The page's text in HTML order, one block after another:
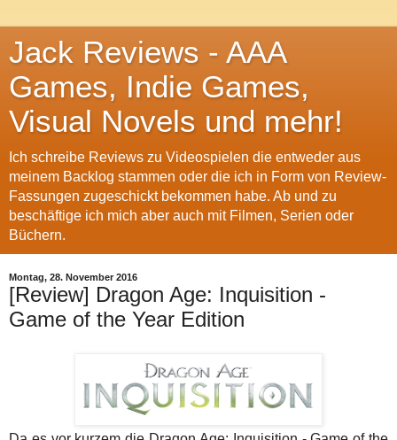
Jack Reviews - AAA
Games, Indie Games,
Visual Novels und mehr!
Ich schreibe Reviews zu Videospielen die entweder aus
meinem Backlog stammen oder die ich in Form von Review-
Fassungen zugeschickt bekommen habe. Ab und zu
beschäftige ich mich aber auch mit Filmen, Serien oder
Büchern.
Montag, 28. November 2016
[Review] Dragon Age: Inquisition -
Game of the Year Edition